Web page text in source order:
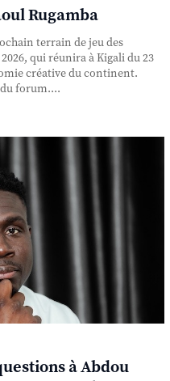
Rugamba
terrain de jeu des
qui réunira à Kigali du 23
créative du continent.
forum....
à Abdou